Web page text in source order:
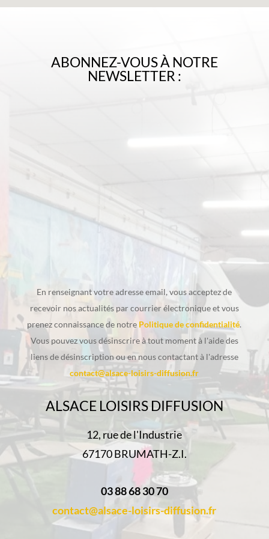
ABONNEZ-VOUS À NOTRE
NEWSLETTER :
En renseignant votre adresse email, vous acceptez de
recevoir nos actualités par courrier électronique et vous
prenez connaissance de notre Politique de confidentialité.
Vous pouvez vous désinscrire à tout moment à l'aide des
liens de désinscription ou en nous contactant à l'adresse
contact@alsace-loisirs-diffusion.fr
ALSACE LOISIRS DIFFUSION
12, rue de l'Industrie
67170 BRUMATH-Z.I.
03 88 68 30 70
contact@alsace-loisirs-diffusion.fr